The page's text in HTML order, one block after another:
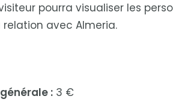
pourra visualiser les
avec Almeria.
: 3 €